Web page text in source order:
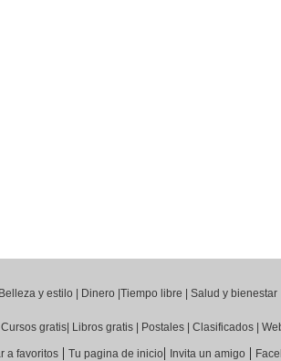
Belleza y estilo Dinero Tiempo libre Salud y bienestar
Cursos gratis Libros gratis Postales Clasificados
a favoritos | Tu pagina de inicio| Invita un amigo |